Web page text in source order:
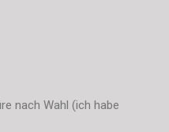
nach Wahl (ich habe